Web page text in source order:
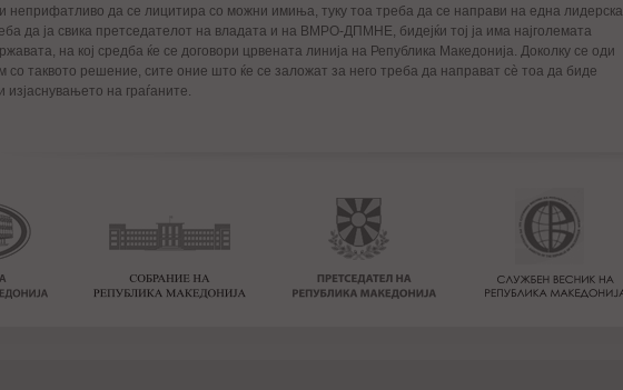
неприфатливо да се лицитира со можни имиња, туку тоа треба да се направи на една лидерска
да ја свика претседателот на владата и на ВМРО-ДПМНЕ, бидејќи тој ја има најголемата
на кој средба ќе се договори црвената линија на Република Македонија. Доколку се оди
со таквото решение, сите оние што ќе се заложат за него треба да направат сè тоа да биде
на граѓаните.